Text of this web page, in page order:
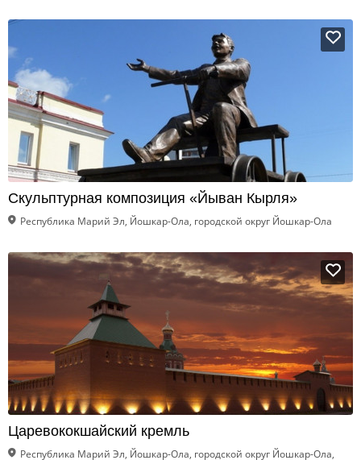
Скульптурная композиция «Йыван Кырля»
Республика Марий Эл, Йошкар-Ола, городской округ Йошкар-Ола
Царевококшайский кремль
Республика Марий Эл, Йошкар-Ола, городской округ Йошкар-Ола,